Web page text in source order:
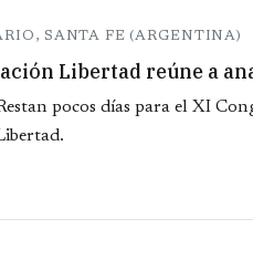
SANTA FE (ARGENTINA)
Libertad reúne a
pocos días para el XI